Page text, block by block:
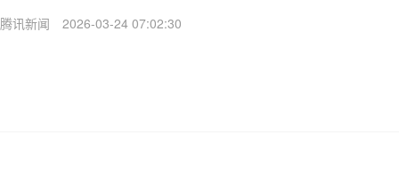
腾讯新闻 2026-03-24 07:02:30